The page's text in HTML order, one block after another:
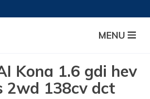
MENU
Kona 1.6 gdi hev
2wd 138cv dct